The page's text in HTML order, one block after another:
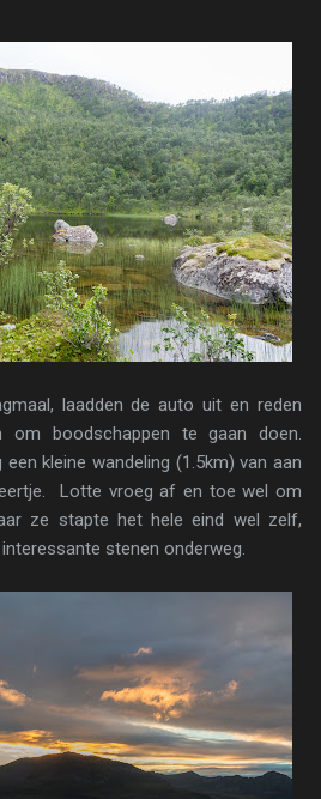
laadden de auto uit en reden
boodschappen te gaan doen.
kleine wandeling (1.5km) van aan
Lotte vroeg af en toe wel om
ze stapte het hele eind wel zelf,
stenen onderweg.